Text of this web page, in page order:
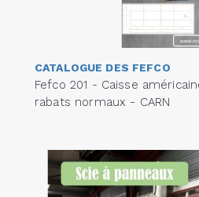
CATALOGUE DES FEFCO
Fefco 201 - Caisse
rabats normaux - CARN